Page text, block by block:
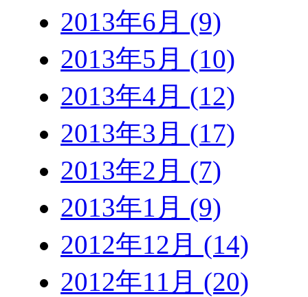
2013年6月 (9)
2013年5月 (10)
2013年4月 (12)
2013年3月 (17)
2013年2月 (7)
2013年1月 (9)
2012年12月 (14)
2012年11月 (20)